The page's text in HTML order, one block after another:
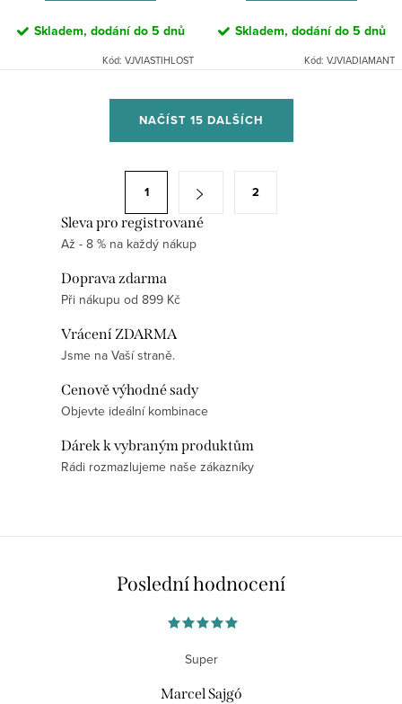
Skladem, dodání do 5 dnů
Kód: VJVIASTIHLOST
Skladem, dodání do 5 dnů
Kód: VJVIADIAMANT
NAČÍST 15 DALŠÍCH
1
2
Sleva pro registrované
Až - 8 % na každý nákup
Doprava zdarma
Při nákupu od 899 Kč
Vrácení ZDARMA
Jsme na Vaší straně.
Cenově výhodné sady
Objevte ideální kombinace
Dárek k vybraným produktům
Rádi rozmazlujeme naše zákazníky
Poslední hodnocení
Super
Marcel Sajgó